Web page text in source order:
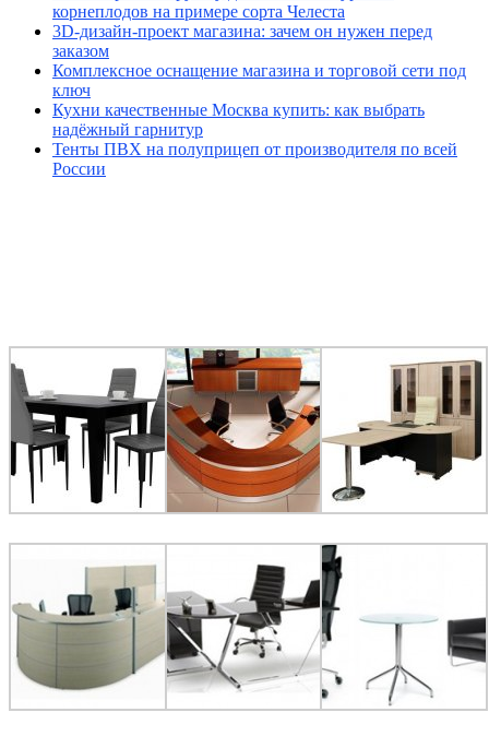
корнеплодов на примере сорта Челеста
3D-дизайн-проект магазина: зачем он нужен перед
заказом
Комплексное оснащение магазина и торговой сети под
ключ
Кухни качественные Москва купить: как выбрать
надёжный гарнитур
Тенты ПВХ на полуприцеп от производителя по всей
России